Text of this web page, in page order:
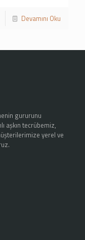
Devamını Oku
gururunu
aşkın tecrübemiz,
yerel ve